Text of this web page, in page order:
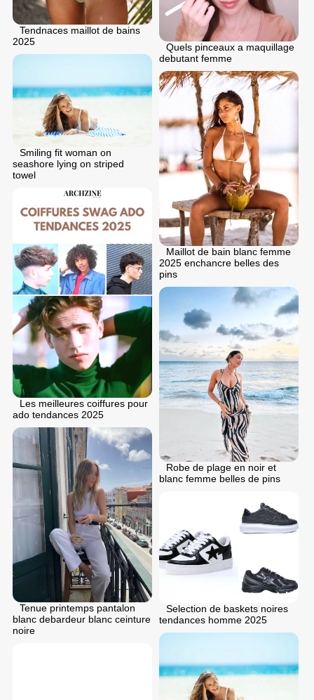
Tendnaces maillot de bains
2025
Quels pinceaux a maquillage
debutant femme
Smiling fit woman on
seashore lying on striped
towel
Maillot de bain blanc femme
2025 enchancre belles des
pins
Les meilleures coiffures pour
ado tendances 2025
Robe de plage en noir et
blanc femme belles de pins
Tenue printemps pantalon
blanc debardeur blanc ceinture
noire
Selection de baskets noires
tendances homme 2025